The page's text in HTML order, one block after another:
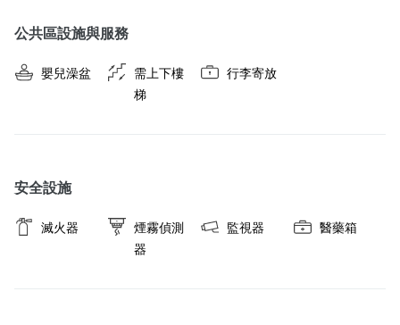
公共區設施與服務
嬰兒澡盆
需上下樓
梯
行李寄放
安全設施
滅火器
煙霧偵測
器
監視器 醫藥箱